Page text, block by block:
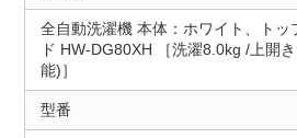
全自動洗濯機 本体：ホワイト、トッ
ド HW-DG80XH ［洗濯8.0kg /上開
能)］
型番